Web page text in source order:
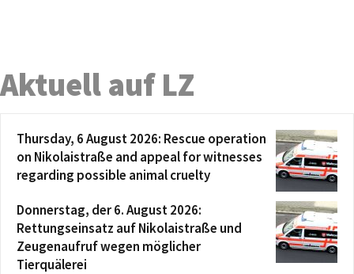
Aktuell auf LZ
Thursday, 6 August 2026: Rescue operation
on Nikolaistraße and appeal for witnesses
regarding possible animal cruelty
Donnerstag, der 6. August 2026:
Rettungseinsatz auf Nikolaistraße und
Zeugenaufruf wegen möglicher
Tierquälerei